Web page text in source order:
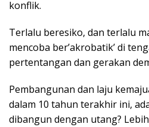
konflik.
Terlalu beresiko, dan terlalu
mencoba ber’akrobatik’ di
pertentangan dan gerakan
Pembangunan dan laju
dalam 10 tahun terakhir ini,
dibangun dengan utang?